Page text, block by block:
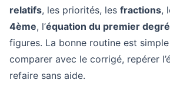
relatifs, les priorités, les fractions,
4ème, l’équation du premier degré
figures. La bonne routine est
comparer avec le corrigé, repérer
refaire sans aide.